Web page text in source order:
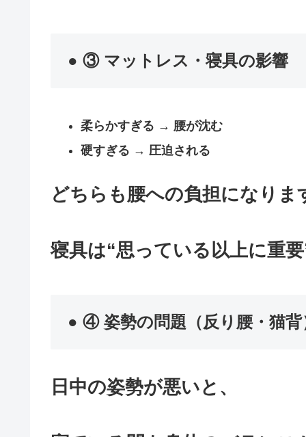
● ③ マットレス・寝具の影響
柔らかすぎる → 腰が沈む
硬すぎる → 圧迫される
どちらも腰への負担になりま
寝具は“思っている以上に重
● ④ 姿勢の問題（反り腰・猫背
日中の姿勢が悪いと、